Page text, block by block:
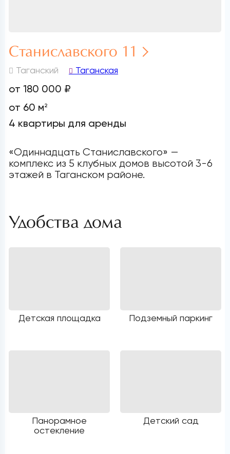
Станиславского 11
Таганский Таганская
от 180 000 ₽
от 60 м 2
4 квартиры для аренды
«Одиннадцать Станиславского» —
комплекс из 5 клубных домов высотой 3-6
этажей в Таганском районе.
Удобства дома
Детская площадка Подземный паркинг
Панорамное
остекление
Детский сад